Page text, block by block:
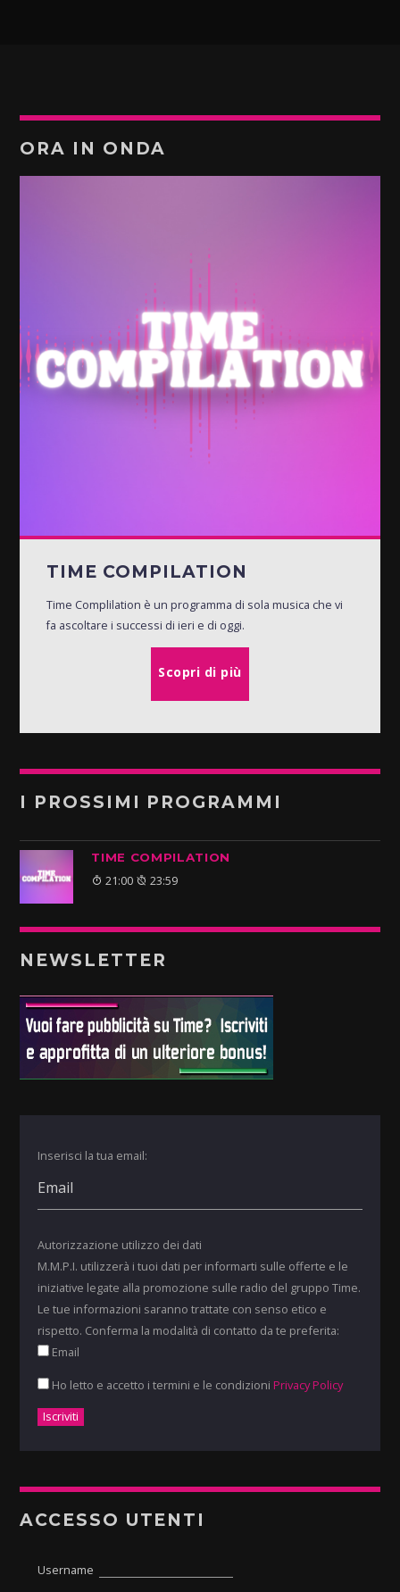
ORA IN ONDA
TIME COMPILATION
Time Complilation è un programma di sola musica che vi
fa ascoltare i successi di ieri e di oggi.
Scopri di più
I PROSSIMI PROGRAMMI
TIME COMPILATION
21:00 23:59
NEWSLETTER
Inserisci la tua email:
Autorizzazione utilizzo dei dati
M.M.P.I. utilizzerà i tuoi dati per informarti sulle offerte e le
iniziative legate alla promozione sulle radio del gruppo Time.
Le tue informazioni saranno trattate con senso etico e
rispetto. Conferma la modalità di contatto da te preferita:
Email
Ho letto e accetto i termini e le condizioni Privacy Policy
ACCESSO UTENTI
Username